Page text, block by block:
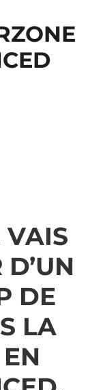
VAIS
DE
LA